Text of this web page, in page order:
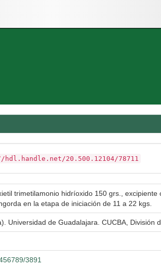
20.500.12104/78711
trimetilamonio hidríoxido 150 grs.,
en la etapa de iniciación de 11 a 22 kgs.
Universidad de Guadalajara. CUCBA, División
3891